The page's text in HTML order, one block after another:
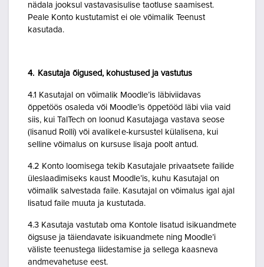
nädala jooksul vastavasisulise taotluse saamisest.
Peale Konto kustutamist ei ole võimalik Teenust
kasutada.
4. Kasutaja õigused, kohustused ja vastutus
4.1 Kasutajal on võimalik Moodle’is läbiviidavas
õppetöös osaleda või Moodle’is õppetööd läbi viia vaid
siis, kui TalTech on loonud Kasutajaga vastava seose
(lisanud Rolli) või avalikel e-kursustel külalisena, kui
selline võimalus on kursuse lisaja poolt antud.
4.2 Konto loomisega tekib Kasutajale privaatsete failide
üleslaadimiseks kaust Moodle’is, kuhu Kasutajal on
võimalik salvestada faile. Kasutajal on võimalus igal ajal
lisatud faile muuta ja kustutada.
4.3 Kasutaja vastutab oma Kontole lisatud isikuandmete
õigsuse ja täiendavate isikuandmete ning Moodle’i
väliste teenustega liidestamise ja sellega kaasneva
andmevahetuse eest.